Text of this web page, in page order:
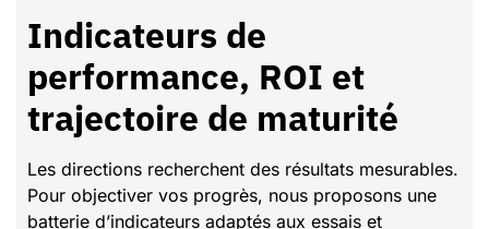
Indicateurs de
performance, ROI et
trajectoire de maturité
Les directions recherchent des résultats mesurables.
Pour objectiver vos progrès, nous proposons une
batterie d’indicateurs adaptés aux essais et